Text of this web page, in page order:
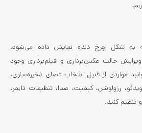
به شکل چرخ دنده نمایش داده می‌شود،
حالت عکس‌برداری و فیلم‌برداری وجود
مواردی از قبیل انتخاب فضای ذخیره‌سازی،
رزولوشن، کیفیت، صدا، تنظیمات تایمر،
تنظیم کنید.